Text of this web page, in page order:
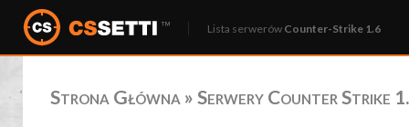
Lista serwerów Counter-Strike 1.6
Strona Główna » Serwery Counter Strike